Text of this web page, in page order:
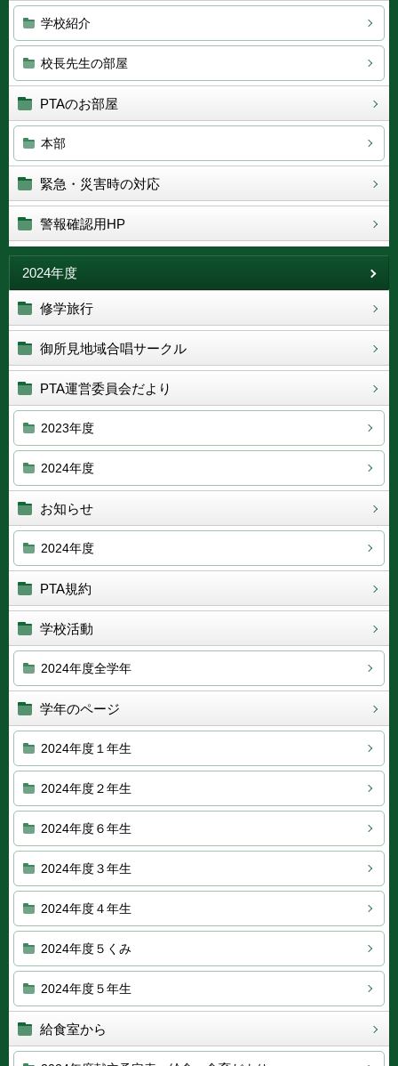
学校紹介
校長先生の部屋
PTAのお部屋
本部
緊急・災害時の対応
警報確認用HP
2024年度
修学旅行
御所見地域合唱サークル
PTA運営委員会だより
2023年度
2024年度
お知らせ
2024年度
PTA規約
学校活動
2024年度全学年
学年のページ
2024年度１年生
2024年度２年生
2024年度６年生
2024年度３年生
2024年度４年生
2024年度５くみ
2024年度５年生
給食室から